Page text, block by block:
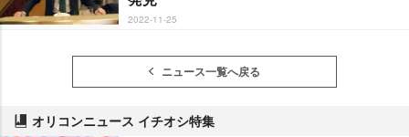
2022-11-25
ニュース一覧へ戻る
オリコンニュース イチオシ特集